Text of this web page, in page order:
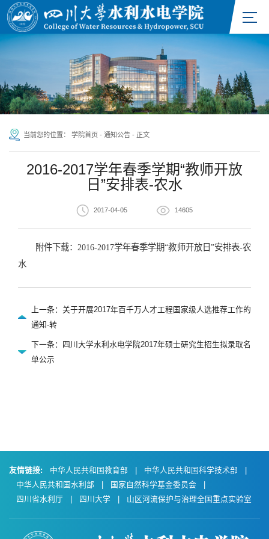
当前您的位置： 学院首页 - 通知公告 - 正文
2016-2017学年春季学期“教师开放
日”安排表-农水
2017-04-05 14605
附件下载： 2016-2017学年春季学期“教师开放日”安排表-农
水
上一条：关于开展2017年百千万人才工程国家级人选推荐工作的
通知-转
下一条：四川大学水利水电学院2017年硕士研究生招生拟录取名
单公示
友情链接: 中华人民共和国教育部 中华人民共和国科学技术部
中华人民共和国水利部
国家自然科学基金委员会
四川省水利厅
四川大学 山区河流保护与治理全国重点实验室